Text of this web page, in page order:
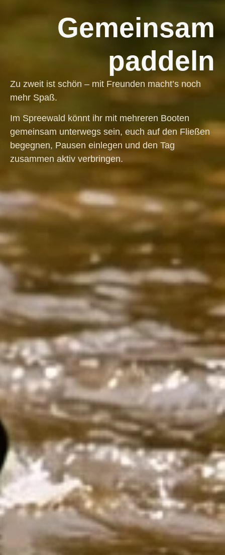
Gemeinsam
paddeln
Zu zweit ist schön – mit Freunden macht’s noch
mehr Spaß.
Im Spreewald könnt ihr mit mehreren Booten
gemeinsam unterwegs sein, euch auf den Fließen
begegnen, Pausen einlegen und den Tag
zusammen aktiv verbringen.